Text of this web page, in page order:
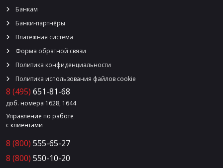
Банкам
Банки-партнёры
Платёжная система
Форма обратной связи
Политика конфиденциальности
Политика использования файлов cookie
8 (495) 651-81-68
доб. номера 1628, 1644
Управление по работе
с клиентами
8 (800) 555-65-27
8 (800) 550-10-20